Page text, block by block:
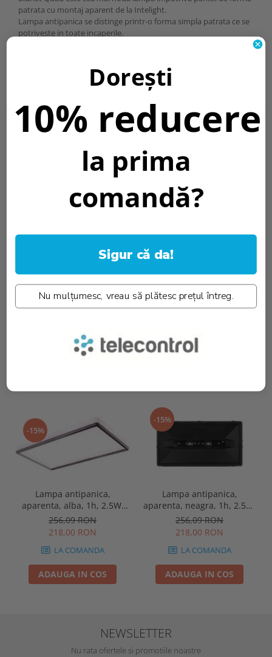
patrata cu montaj aparent de la Intelight.
Lampa antipanica se distinge printr-o forma simpla patrata ce se
potriveste in toate incaperile.
-lentile optice variate pentru zone deschise, coridoare, zone
deschise inalte, si coridoare inalte;
-fluxuri luminoase variate: 150,250 si 350lm;
-2 culori disponibile: alb si negru.
rama de instalare incastrata alba Intelight 93001
Daca doriti sa instalati incastrat aceasta lampa de urgenta puteti
rama de instalare incastrata neagra Intelight 92820
Informatii conformitate produs
Caracteristici
Download (6)
-15%
Lampa antipanica,
aparenta, alba, 1h, 2.5W,
nementinut, test manual,
IP44, lentile punct de
256,09 RON
218,00 RON
LA COMANDA
ADAUGA IN COS
-15%
Lampa antipanica,
aparenta, neagra, 1h, 2.5W,
nementinut, test manual,
IP44, lentile punct de
256,09 RON
218,00 RON
LA COMANDA
ADAUGA IN COS
NEWSLETTER
Nu rata ofertele si promotiile noastre
Dorești
10% reducere
la prima
comandă?
Sigur că da!
Nu mulțumesc, vreau să plătesc prețul întreg.